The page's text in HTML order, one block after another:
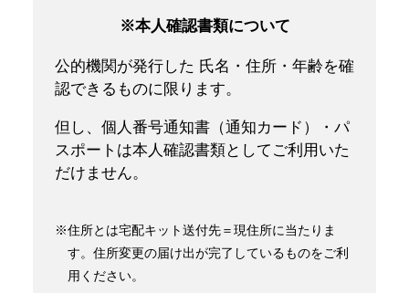
※本人確認書類について
公的機関が発行した 氏名・住所・年齢を確
認できるものに限ります。
但し、個人番号通知書（通知カード）・パ
スポートは本人確認書類としてご利用いた
だけません。
※住所とは宅配キット送付先＝現住所に当たりま
す。住所変更の届け出が完了しているものをご利
用ください。